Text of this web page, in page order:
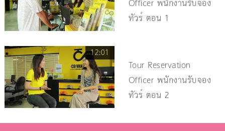
Officer พนักงานรับจอง
ทัวร์ ตอน 1
12:01
Tour Reservation
Officer พนักงานรับจอง
ทัวร์ ตอน 2